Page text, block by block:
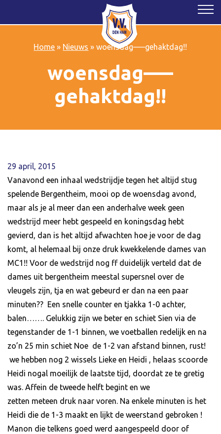
Home » Nieuws »woensdag—–gehaktdag!!
woensdag—–
gehaktdag!!
29 april, 2015
Vanavond een inhaal wedstrijdje tegen het altijd stug
spelende Bergentheim, mooi op de woensdag avond,
maar als je al meer dan een anderhalve week geen
wedstrijd meer hebt gespeeld en koningsdag hebt
gevierd, dan is het altijd afwachten hoe je voor de dag
komt, al helemaal bij onze druk kwekkelende dames van
MC1!! Voor de wedstrijd nog ff duidelijk verteld dat de
dames uit bergentheim meestal supersnel over de
vleugels zijn, tja en wat gebeurd er dan na een paar
minuten?? Een snelle counter en tjakka 1-0 achter,
balen……. Gelukkig zijn we beter en schiet Sien via de
tegenstander de 1-1 binnen, we voetballen redelijk en na
zo’n 25 min schiet Noe de 1-2 van afstand binnen, rust!
we hebben nog 2 wissels Lieke en Heidi , helaas scoorde
Heidi nogal moeilijk de laatste tijd, doordat ze te gretig
was. Affein de tweede helft begint en we
zetten meteen druk naar voren. Na enkele minuten is het
Heidi die de 1-3 maakt en lijkt de weerstand gebroken !
Manon die telkens goed werd aangespeeld door of